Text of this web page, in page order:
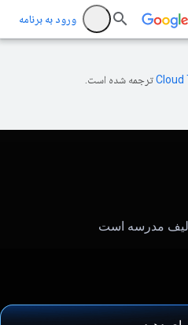
ورود به برنامه
ترجمه شده است.